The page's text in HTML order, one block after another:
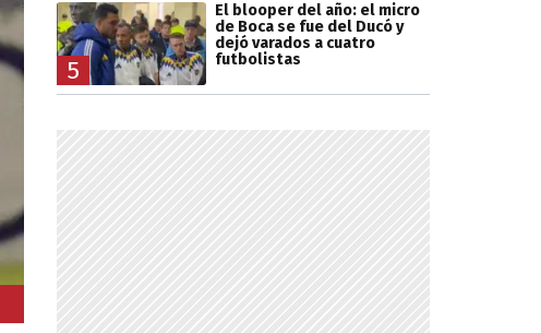
5
El blooper del año: el micro
de Boca se fue del Ducó y
dejó varados a cuatro
futbolistas